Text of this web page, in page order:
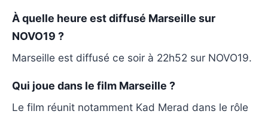
À quelle heure est diffusé Marseille sur
NOVO19 ?
Marseille est diffusé ce soir à 22h52 sur NOVO19.
Qui joue dans le film Marseille ?
Le film réunit notamment Kad Merad dans le rôle